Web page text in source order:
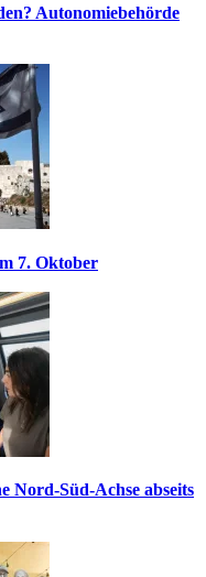
Autonomiebehörde
7. Oktober
Nord-Süd-Achse abseits